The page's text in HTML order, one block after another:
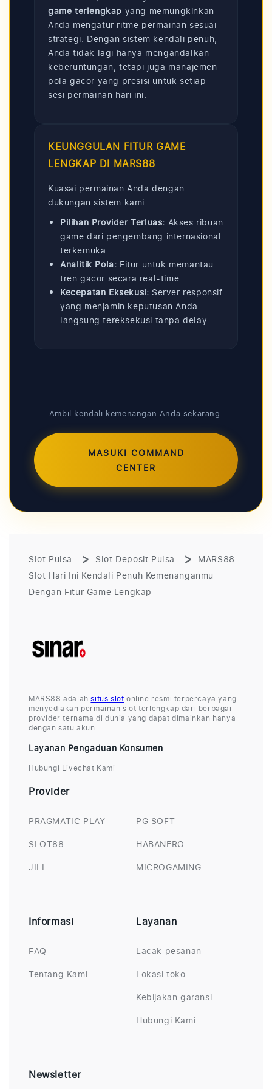
game terlengkap yang memungkinkan
Anda mengatur ritme permainan sesuai
strategi. Dengan sistem kendali penuh,
Anda tidak lagi hanya mengandalkan
keberuntungan, tetapi juga manajemen
pola gacor yang presisi untuk setiap
sesi permainan hari ini.
KEUNGGULAN FITUR GAME
LENGKAP DI MARS88
Kuasai permainan Anda dengan
dukungan sistem kami:
Pilihan Provider Terluas: Akses ribuan
game dari pengembang internasional
terkemuka.
Analitik Pola: Fitur untuk memantau
tren gacor secara real-time.
Kecepatan Eksekusi: Server responsif
yang menjamin keputusan Anda
langsung tereksekusi tanpa delay.
Ambil kendali kemenangan Anda sekarang.
MASUKI COMMAND
CENTER
Slot Pulsa Slot Deposit Pulsa
MARS88
Slot Hari Ini Kendali Penuh Kemenanganmu
Dengan Fitur Game Lengkap
MARS88 adalahsitus slot online resmi terpercaya yang
menyediakan permainan slot terlengkap dari berbagai
provider ternama di dunia yang dapat dimainkan hanya
dengan satu akun.
Layanan Pengaduan Konsumen
Hubungi Livechat Kami
Provider
PRAGMATIC PLAY
PG SOFT
SLOT88
HABANERO
JILI
MICROGAMING
Informasi
FAQ
Tentang Kami
Layanan
Lacak pesanan
Lokasi toko
Kebijakan garansi
Hubungi Kami
Newsletter